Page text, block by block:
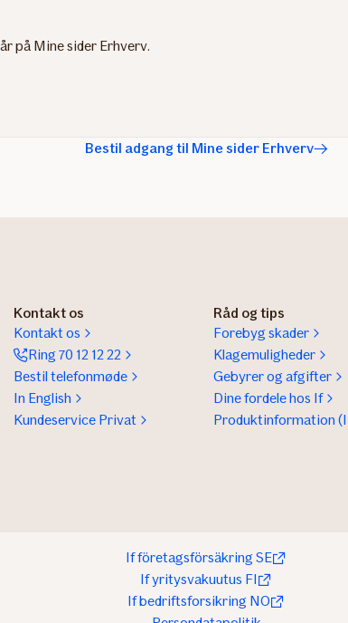
på Mine sider Erhverv.
Bestil adgang til Mine sider Erhverv
Kontakt os
Kontakt os
Ring 70 12 12 22
Bestil telefonmøde
In English
Kundeservice Privat
Råd og tips
Forebyg skader
Klagemuligheder
Gebyrer og afgifter
Dine fordele hos If
Produktinformation
If företagsförsäkring SE
If yritysvakuutus FI
If bedriftsforsikring NO